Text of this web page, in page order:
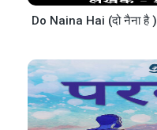
Do Naina Hai (दो नैना है )